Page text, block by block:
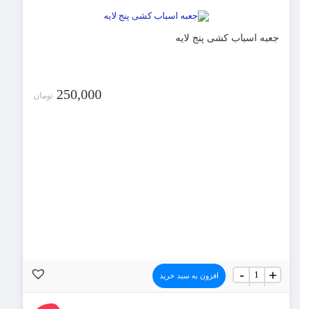
جعبه اسباب کشی پنج لایه
جعبه
اسباب
کشی
- افزون به سبد خرید
250,000 تومان